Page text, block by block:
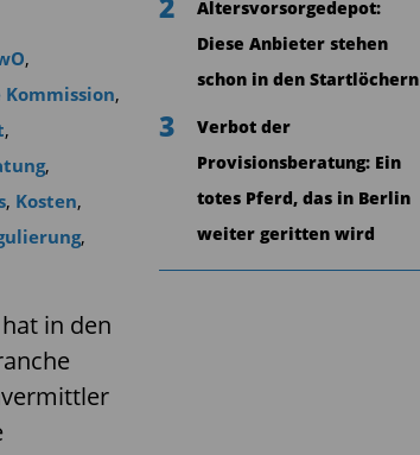
,
Kommission,
,
,
, Kosten,
,
in den
2
Altersvorsorgedepot:
Diese Anbieter stehen
schon in den Startlöchern
3
Verbot der
Provisionsberatung: Ein
totes Pferd, das in Berlin
weiter geritten wird